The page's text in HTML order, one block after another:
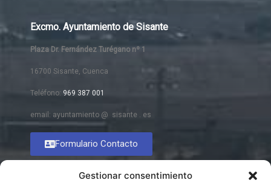
Gestionar consentimiento
Excmo. Ayuntamiento de Sisante
Plaza Dr. Fernández Turégano nº 1
16700 Sisante, Cuenca
Teléfono: 969 387 001
email: ayuntamiento @ sisante . es
Formulario Contacto